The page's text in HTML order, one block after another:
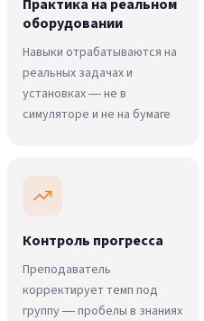
Практика на реальном
оборудовании
Навыки отрабатываются на
реальных задачах и
установках — не в
симуляторе и не на бумаге
Контроль прогресса
Преподаватель
корректирует темп под
группу — пробелы в знаниях